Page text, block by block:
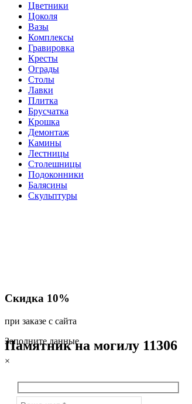
Цветники
Цоколя
Вазы
Комплексы
Гравировка
Кресты
Ограды
Столы
Лавки
Плитка
Брусчатка
Крошка
Демонтаж
Камины
Лестницы
Столешницы
Подоконники
Балясины
Скульптуры
Скидка 10%
при заказе с сайта
Памятник на могилу 11306
Заполните данные
×